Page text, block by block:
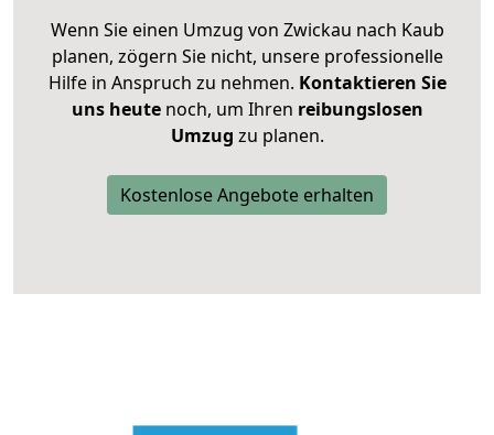
Wenn Sie einen Umzug von Zwickau nach Kaub
planen, zögern Sie nicht, unsere professionelle
Hilfe in Anspruch zu nehmen. Kontaktieren Sie
uns heutenoch, um Ihren reibungslosen
Umzug zu planen.
Kostenlose Angebote erhalten